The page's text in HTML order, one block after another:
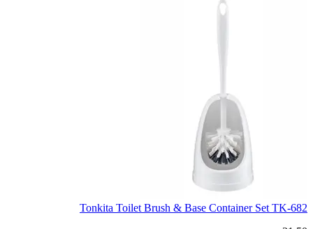
Tonkita Toilet Brush & Base Container Set TK-682